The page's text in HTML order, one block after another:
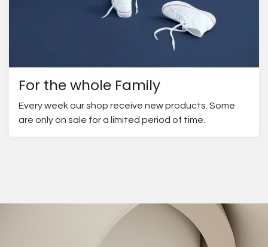
For the whole Family
Every week our shop receive new products. Some
are only on sale for a limited period of time.